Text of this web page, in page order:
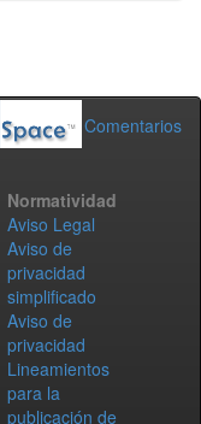
Comentarios
Normatividad
Aviso Legal
Aviso de
privacidad
simplificado
Aviso de
privacidad
Lineamientos
para la
publicación de